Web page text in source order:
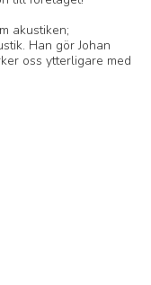
akustiken;
Han gör Johan
oss ytterligare med